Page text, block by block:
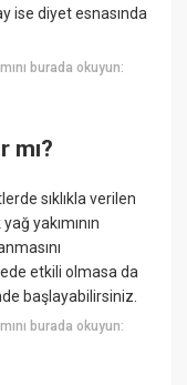
ise diyet esnasında
burada okuyun:
mı?
sıklıkla verilen
yakımının
etkili olmasa da
başlayabilirsiniz.
burada okuyun: